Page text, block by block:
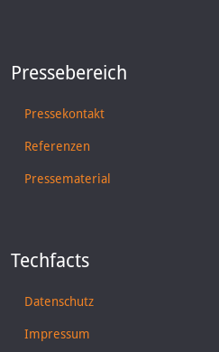
Pressebereich
Pressekontakt
Referenzen
Pressematerial
Techfacts
Datenschutz
Impressum